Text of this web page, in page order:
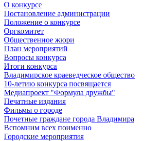
О конкурсе
Постановление администрации
Положение о конкурсе
Оргкомитет
Общественное жюри
План мероприятий
Вопросы конкурса
Итоги конкурса
Владимирское краеведческое общество
10-летию конкурса посвящается
Медиапроект "Формула дружбы"
Печатные издания
Фильмы о городе
Почетные граждане города Владимира
Вспомним всех поименно
Городские мероприятия